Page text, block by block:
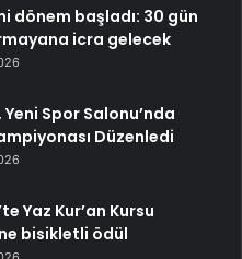
dönem başladı: 30 gün
icra gelecek
Spor Salonu’nda
Düzenledi
Yaz Kur’an Kursu
bisikletli ödül